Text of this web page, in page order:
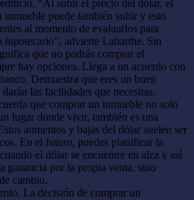
“Al subir el precio del dólar, el
puede también subir y esto
al momento de evaluarlos para
hipotecario”, advierte Labarthe. Sin
que no podrás comprar el
hay opciones. Llega a un acuerdo con
Demuestra que eres un buen
las facilidades que necesitas.
que comprar un inmueble no solo
lugar donde vivir, también es una
aumentos y bajas del dólar suelen ser
En el futuro, puedes planificar la
el dólar se encuentre en alza y así
ganancia por la propia venta, sino
cambio.
La decisión de comprar un